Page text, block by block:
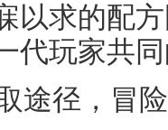
以求的配
代玩家共
途径，冒